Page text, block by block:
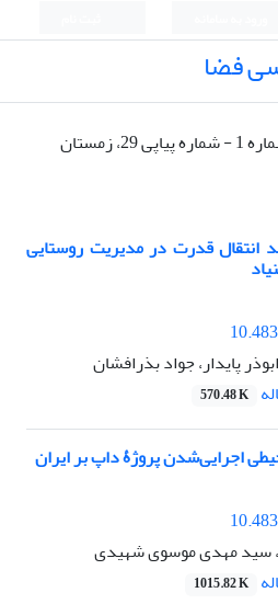
فضا
دوره 8، شماره 1 - شماره پیاپی 29، زمستان
انتقال قدرت در مدیریت روستایی
پایدار، جواد بذرافشان
570.48 K
اجرایی‌شدن پروژۀ داپ بر ایران
سید مهدی موسوی شهیدی
1015.82 K